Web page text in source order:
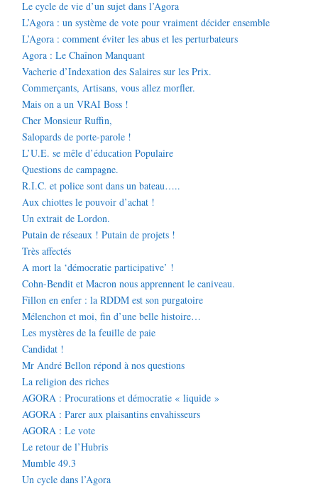
Le cycle de vie d’un sujet dans l’Agora
L’Agora : un système de vote pour vraiment décider ensemble
L’Agora : comment éviter les abus et les perturbateurs
Agora : Le Chaînon Manquant
Vacherie d’Indexation des Salaires sur les Prix.
Commerçants, Artisans, vous allez morfler.
Mais on a un VRAI Boss !
Cher Monsieur Ruffin,
Salopards de porte-parole !
L’U.E. se mêle d’éducation Populaire
Questions de campagne.
R.I.C. et police sont dans un bateau…..
Aux chiottes le pouvoir d’achat !
Un extrait de Lordon.
Putain de réseaux ! Putain de projets !
Très affectés
A mort la ‘démocratie participative’ !
Cohn-Bendit et Macron nous apprennent le caniveau.
Fillon en enfer : la RDDM est son purgatoire
Mélenchon et moi, fin d’une belle histoire…
Les mystères de la feuille de paie
Candidat !
Mr André Bellon répond à nos questions
La religion des riches
AGORA : Procurations et démocratie « liquide »
AGORA : Parer aux plaisantins envahisseurs
AGORA : Le vote
Le retour de l’Hubris
Mumble 49.3
Un cycle dans l’Agora